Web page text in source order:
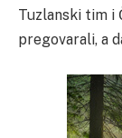
Tuzlanski tim i
pregovarali, a